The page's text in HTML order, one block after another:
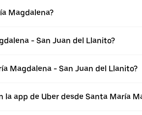
Magdalena?
- San Juan del Llanito?
Magdalena - San Juan del Llanito?
app de Uber desde Santa María